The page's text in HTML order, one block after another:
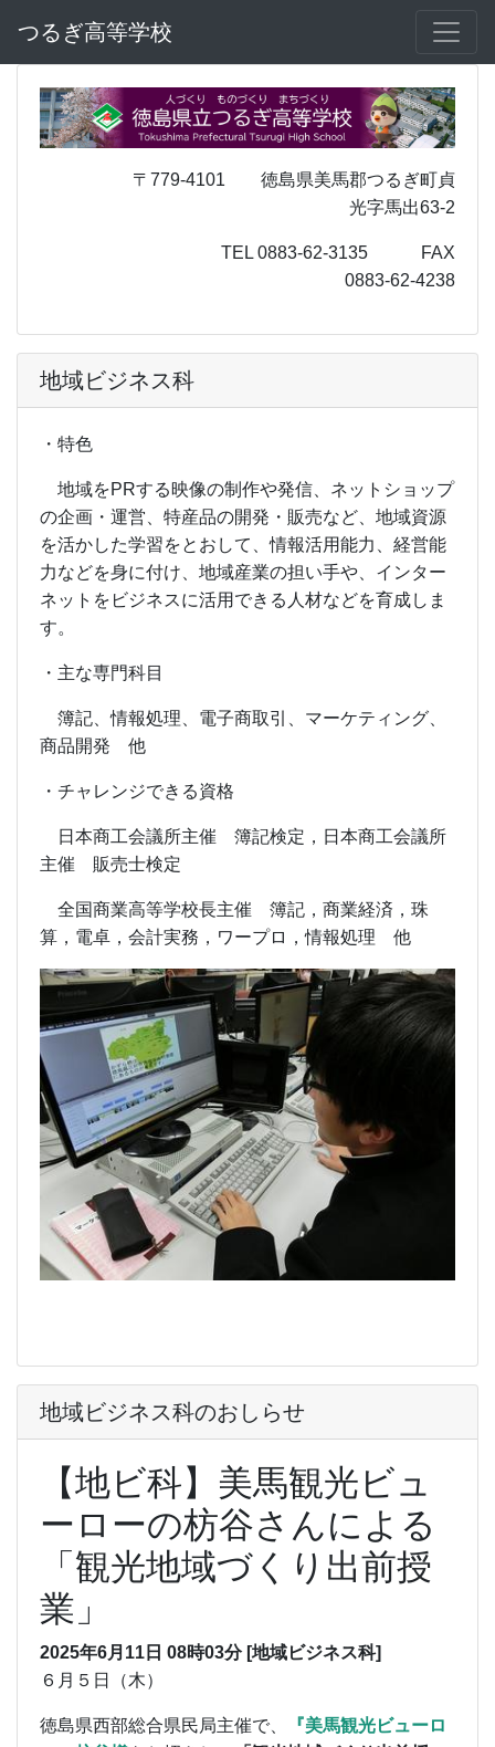
つるぎ高等学校
〒779-4101 徳島県美馬郡つるぎ町貞
光字馬出63-2
TEL 0883-62-3135 FAX
0883-62-4238
地域ビジネス科
・特色
地域をPRする映像の制作や発信、ネットショップ
の企画・運営、特産品の開発・販売など、地域資源
を活かした学習をとおして、情報活用能力、経営能
力などを身に付け、地域産業の担い手や、インター
ネットをビジネスに活用できる人材などを育成しま
す。
・主な専門科目
簿記、情報処理、電子商取引、マーケティング、
商品開発 他
・チャレンジできる資格
日本商工会議所主催 簿記検定，日本商工会議所
主催 販売士検定
全国商業高等学校長主催 簿記，商業経済，珠
算，電卓，会計実務，ワープロ，情報処理 他
地域ビジネス科のおしらせ
【地ビ科】美馬観光ビュ
ーローの枋谷さんによる
「観光地域づくり出前授
業」
2025年6月11日 08時03分 [地域ビジネス科]
６月５日（木）
徳島県西部総合県民局主催で、
『美馬観光ビューロ